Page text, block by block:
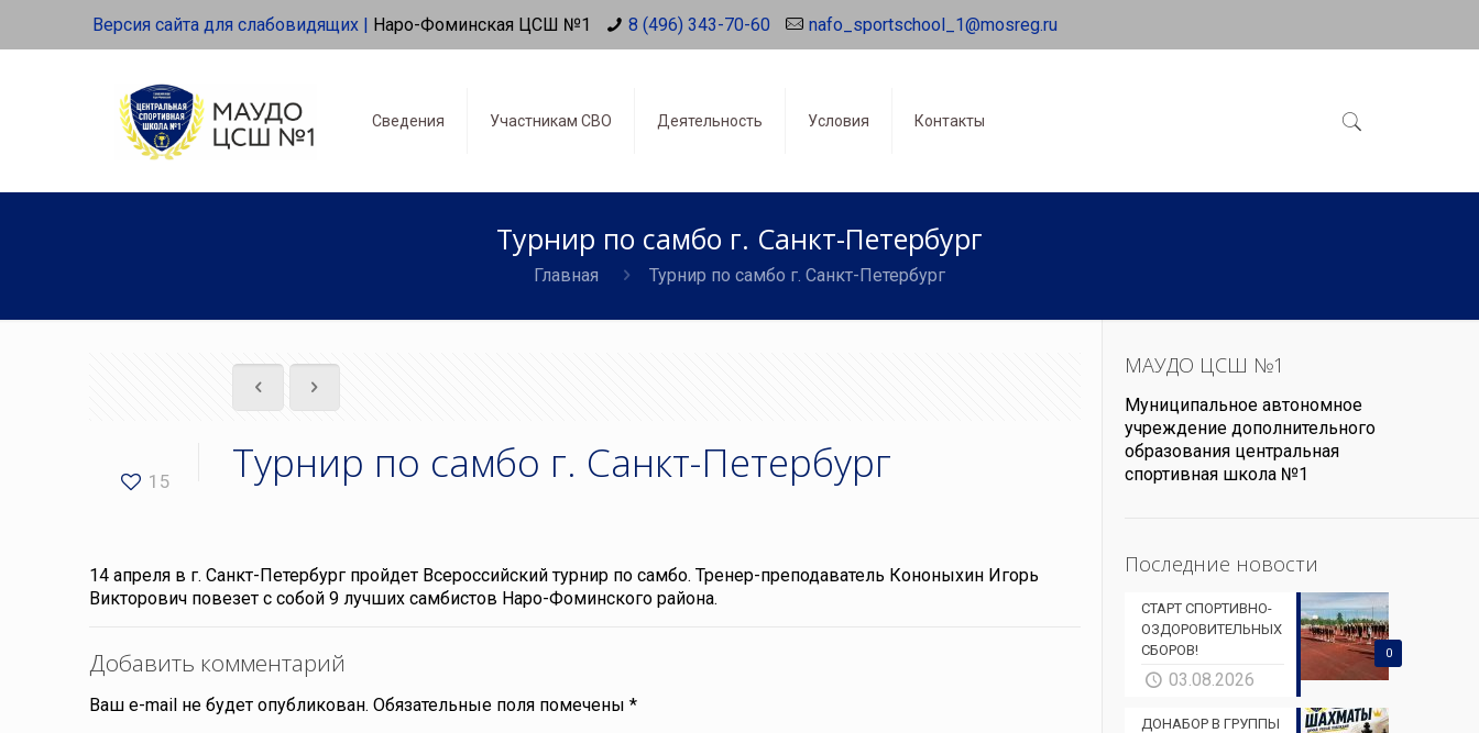
Версия сайта для слабовидящих | Наро-Фоминская ЦСШ №1 8 (496) 343-70-60 nafo_sportschool_1@mosreg.ru
Сведения Участникам СВО Деятельность Условия Контакты
Турнир по самбо г. Санкт-Петербург
Главная Турнир по самбо г. Санкт-Петербург
15 Турнир по самбо г. Санкт-Петербург
14 апреля в г. Санкт-Петербург пройдет Всероссийский турнир по самбо. Тренер-преподаватель Кононыхин Игорь
Викторович повезет с собой 9 лучших самбистов Наро-Фоминского района.
Добавить комментарий
Ваш e-mail не будет опубликован. Обязательные поля помечены*
МАУДО ЦСШ №1
Муниципальное автономное
учреждение дополнительного
образования центральная
спортивная школа №1
Последние новости
0
СТАРТ СПОРТИВНО-
ОЗДОРОВИТЕЛЬНЫХ
СБОРОВ!
03.08.2026
ДОНАБОР В ГРУППЫ